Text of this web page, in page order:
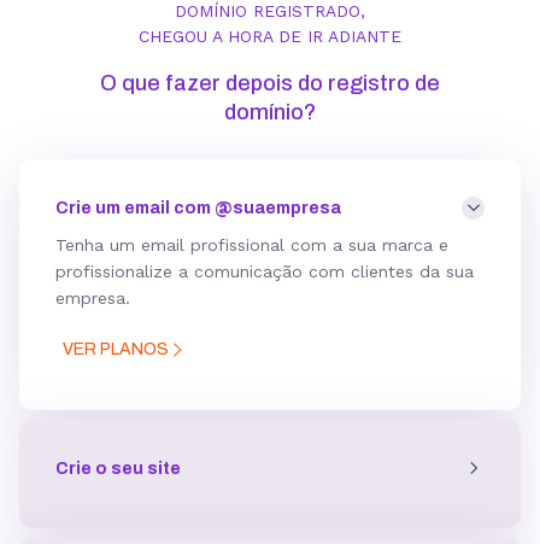
DOMÍNIO REGISTRADO,
CHEGOU A HORA DE IR ADIANTE
O que fazer depois do registro de
domínio?
Crie um email com @suaempresa
Tenha um email profissional com a sua marca e
profissionalize a comunicação com clientes da sua
empresa.
VER PLANOS
Crie o seu site